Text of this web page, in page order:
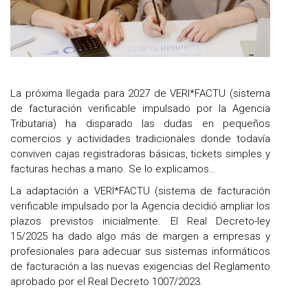
La próxima llegada para 2027 de VERI*FACTU (sistema
de facturación verificable impulsado por la Agencia
Tributaria) ha disparado las dudas en pequeños
comercios y actividades tradicionales donde todavía
conviven cajas registradoras básicas, tickets simples y
facturas hechas a mano. Se lo explicamos…
La adaptación a VERI*FACTU (sistema de facturación
verificable impulsado por la Agencia decidió ampliar los
plazos previstos inicialmente. El Real Decreto-ley
15/2025 ha dado algo más de margen a empresas y
profesionales para adecuar sus sistemas informáticos
de facturación a las nuevas exigencias del Reglamento
aprobado por el Real Decreto 1007/2023.